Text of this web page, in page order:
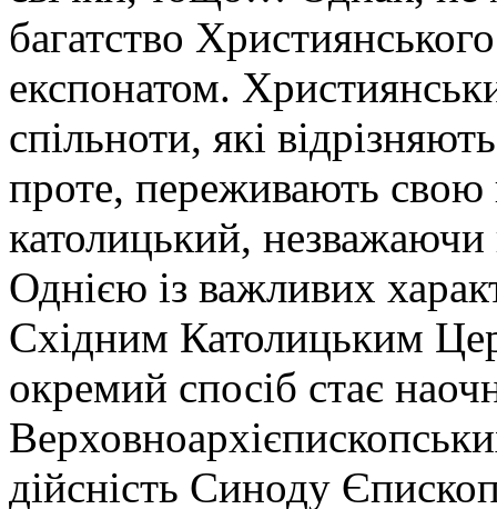
багатство
експонатом.
спільноти, які
проте, переживають свою
католицький, незважаючи
Однією із важливих
Східним Католицьким
окремий спосіб стає
дійсність Синоду